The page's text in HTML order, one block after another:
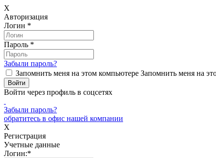
X
Авторизация
Логин *
Пароль *
Забыли пароль?
Запомнить меня на этом компьютере Запомнить меня на
Войти через профиль в соцсетях
Забыли пароль?
обратитесь в офис нашей компании
X
Регистрация
Учетные данные
Логин:*